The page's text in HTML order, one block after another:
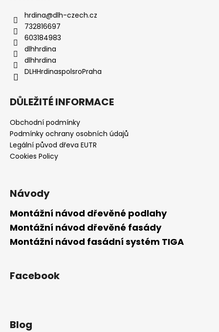
hrdina@dlh-czech.cz
732816697
603184983
dlhhrdina
dlhhrdina
DLHHrdinaspolsroPraha
DŮLEŽITÉ INFORMACE
Obchodní podmínky
Podmínky ochrany osobních údajů
Legální původ dřeva EUTR
Cookies Policy
Návody
Montážní návod dřevěné podlahy
Montážní návod dřevěné fasády
Montážní návod fasádní systém TIGA
Facebook
Blog